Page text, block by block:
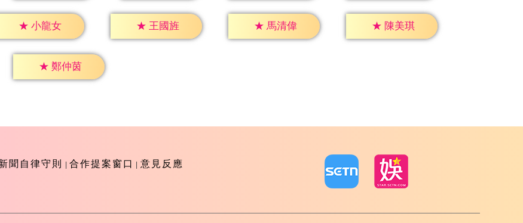
★ 小龍女 ★ 王國旌 ★ 馬清偉 ★ 陳美琪
★ 鄭仲茵
聞自律守則 合作提案窗口 意見反應